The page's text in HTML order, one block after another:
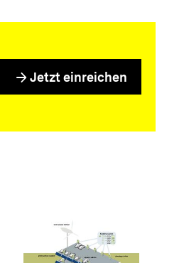
arrow_forward Jetzt einreichen